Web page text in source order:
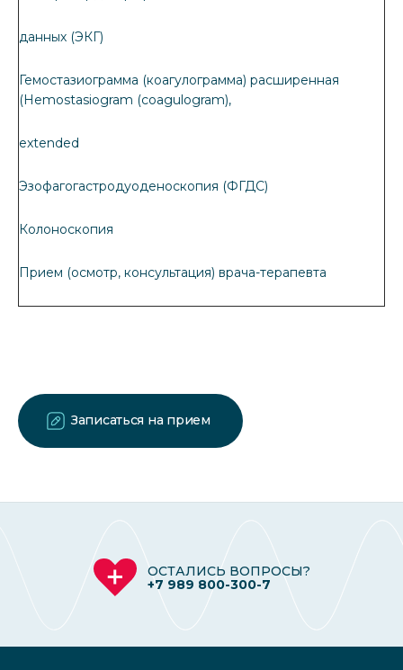
данных (ЭКГ)
Гемостазиограмма (коагулограмма) расширенная
(Hemostasiogram (coagulogram),
extended
Эзофагогастродуоденоскопия (ФГДС)
Колоноскопия
Прием (осмотр, консультация) врача-терапевта
Записаться на прием
ОСТАЛИСЬ ВОПРОСЫ?
+7 989 800-300-7